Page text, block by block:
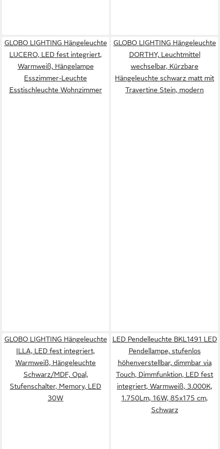
GLOBO LIGHTING Hängeleuchte
LUCERO, LED fest integriert,
Warmweiß, Hängelampe
Esszimmer-Leuchte
Esstischleuchte Wohnzimmer
GLOBO LIGHTING Hängeleuchte
DORTHY, Leuchtmittel
wechselbar, Kürzbare
Hängeleuchte schwarz matt mit
Travertine Stein, modern
GLOBO LIGHTING Hängeleuchte
ILLA, LED fest integriert,
Warmweiß, Hängeleuchte
Schwarz/MDF, Opal,
Stufenschalter, Memory, LED
30W
LED Pendelleuchte BKL1491 LED
Pendellampe, stufenlos
höhenverstellbar, dimmbar via
Touch, Dimmfunktion, LED fest
integriert, Warmweiß, 3.000K,
1.750Lm, 16W, 85x175 cm,
Schwarz